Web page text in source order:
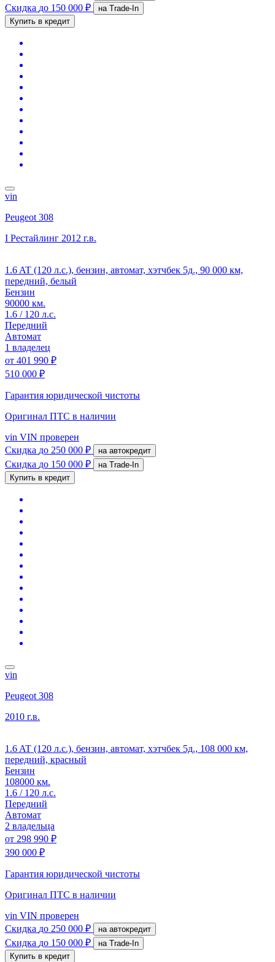
Скидка до 150 000 ₽
на Trade-In
Купить в кредит
vin
Peugeot 308
I Рестайлинг 2012 г.в.
1.6 AT (120 л.с.), бензин, автомат, хэтчбек 5д., 90 000 км,
передний, белый
Бензин
90000 км.
1.6 / 120 л.с.
Передний
Автомат
1 владелец
от 401 990 ₽
510 000 ₽
Гарантия юридической чистоты
Оригинал ПТС в наличии
vin VIN проверен
Скидка до 250 000 ₽ на автокредит
Скидка до 150 000 ₽
на Trade-In
Купить в кредит
vin
Peugeot 308
2010 г.в.
1.6 AT (120 л.с.), бензин, автомат, хэтчбек 5д., 108 000 км,
передний, красный
Бензин
108000 км.
1.6 / 120 л.с.
Передний
Автомат
2 владельца
от 298 990 ₽
390 000 ₽
Гарантия юридической чистоты
Оригинал ПТС в наличии
vin VIN проверен
Скидка до 250 000 ₽ на автокредит
Скидка до 150 000 ₽
на Trade-In
Купить в кредит